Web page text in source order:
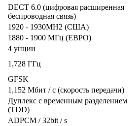
DECT 6.0 (цифровая расширенная
беспроводная связь)
1920 - 1930MH2 (США)
1880 - 1900 МГц (ЕВРО)
4 унции
1,728 ГГц
GFSK
1,152 Мбит / с (скорость передачи)
Дуплекс с временным разделением
(TDD)
ADPCM / 32bit / s